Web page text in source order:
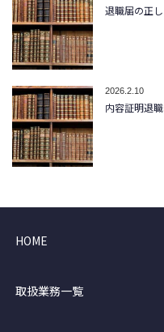
退職届の正
2026.2.10
内容証明退
HOME
取扱業務一覧